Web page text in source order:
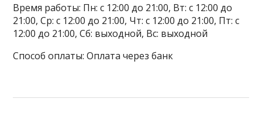
Время работы: Пн: с 12:00 до 21:00, Вт: с 12:00 до
21:00, Ср: с 12:00 до 21:00, Чт: с 12:00 до 21:00, Пт: с
12:00 до 21:00, Сб: выходной, Вс: выходной
Способ оплаты: Оплата через банк